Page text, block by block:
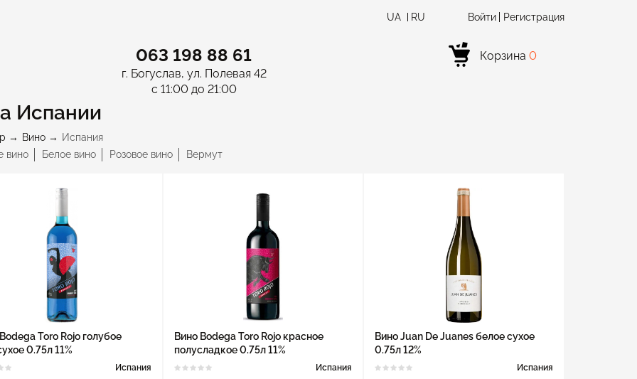
UA RU Регистрация
Войти
063 198 88 61 Корзина 0
г. Богуслав, ул. Полевая 42
с 11:00 до 21:00
Испании
Вино
Испания
вино
Белое вино Розовое вино Вермут
Toro Rojo голубое
0.75л 11%
Испания
Вино Bodega Toro Rojo красное
полусладкое 0.75л 11%
Испания
Вино Juan De Juanes белое сухое
0.75л 12%
Испания